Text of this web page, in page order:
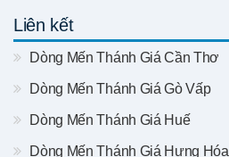
Liên kết
Dòng Mến Thánh Giá Cần Thơ
Dòng Mến Thánh Giá Gò Vấp
Dòng Mến Thánh Giá Huế
Dòng Mến Thánh Giá Hưng Hóa